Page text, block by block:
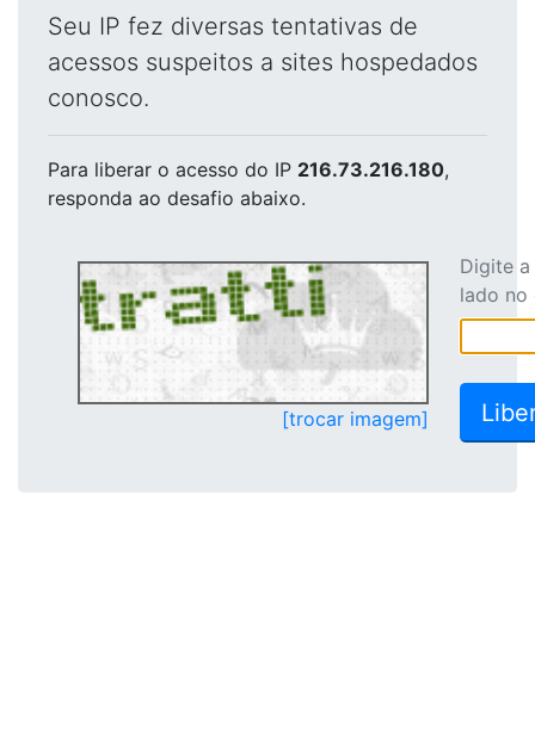
Seu IP fez diversas tentativas de
acessos suspeitos a sites hospedados
conosco.
Para liberar o acesso do IP 216.73.216.180,
responda ao desafio abaixo.
[trocar imagem]
Digite
lado no